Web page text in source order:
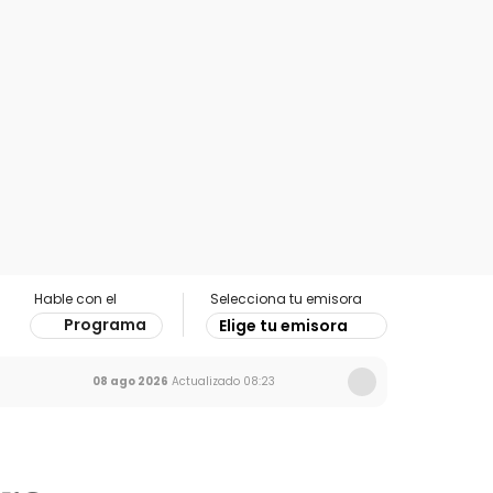
Hable con el
Programa
Selecciona tu emisora
Elige tu emisora
08 ago 2026 Actualizado 08:23